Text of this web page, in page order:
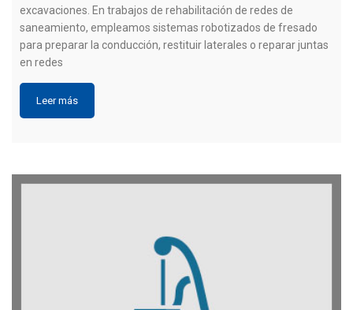
excavaciones. En trabajos de rehabilitación de redes de
saneamiento, empleamos sistemas robotizados de fresado
para preparar la conducción, restituir laterales o reparar juntas
en redes
Leer más